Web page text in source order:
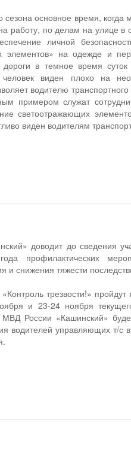
основное время,
работу, по делам на улице в
личной
элементов» на одежде и
в темное время
виден плохо на
водителю
примером служат
светоотражающих
виден водителям
доводит до сведения
профилактических
и снижения тяжести
трезвости!»
и 23-24 ноября
России «Кашинский»
водителей управляющих т/с